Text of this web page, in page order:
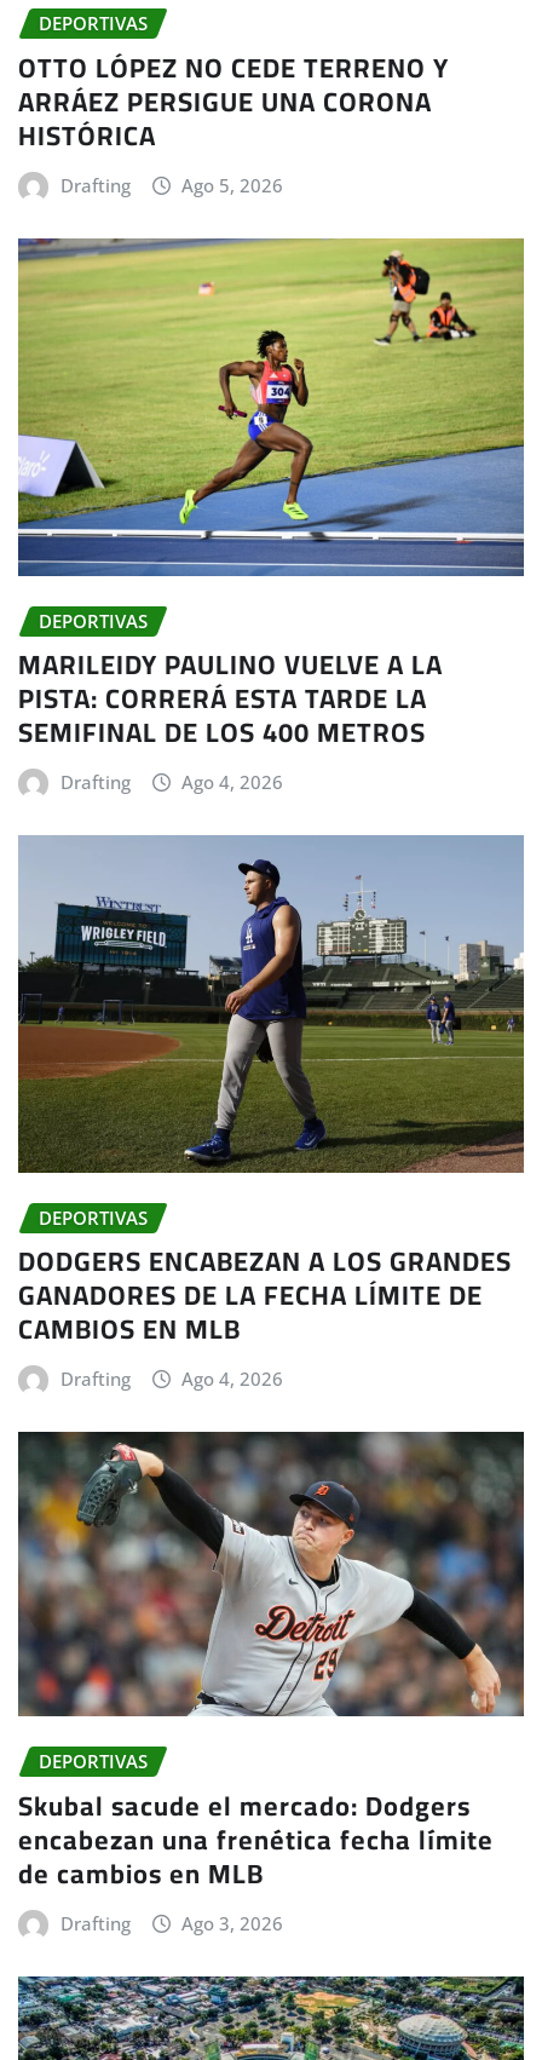
DEPORTIVAS
OTTO LÓPEZ NO CEDE TERRENO Y
ARRÁEZ PERSIGUE UNA CORONA
HISTÓRICA
Drafting Ago 5, 2026
DEPORTIVAS
MARILEIDY PAULINO VUELVE A LA
PISTA: CORRERÁ ESTA TARDE LA
SEMIFINAL DE LOS 400 METROS
Drafting Ago 4, 2026
DEPORTIVAS
DODGERS ENCABEZAN A LOS GRANDES
GANADORES DE LA FECHA LÍMITE DE
CAMBIOS EN MLB
Drafting Ago 4, 2026
DEPORTIVAS
Skubal sacude el mercado: Dodgers
encabezan una frenética fecha límite
de cambios en MLB
Drafting Ago 3, 2026